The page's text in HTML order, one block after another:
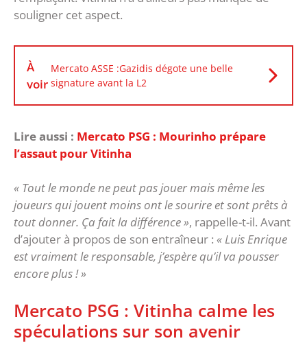
souligner cet aspect.
À
voir
Mercato ASSE :Gazidis dégote une belle
signature avant la L2
Lire aussi : Mercato PSG : Mourinho prépare
l’assaut pour Vitinha
« Tout le monde ne peut pas jouer mais même les
joueurs qui jouent moins ont le sourire et sont prêts à
tout donner. Ça fait la différence », rappelle-t-il. Avant
d’ajouter à propos de son entraîneur : « Luis Enrique
est vraiment le responsable, j’espère qu’il va pousser
encore plus ! »
‎Mercato PSG : Vitinha calme les
spéculations sur son avenir